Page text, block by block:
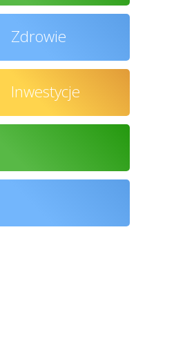
Zdrowie
Inwestycje